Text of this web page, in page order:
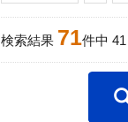
検索結果 71件中 41